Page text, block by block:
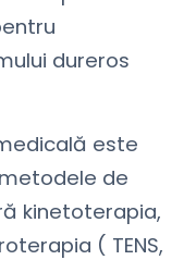
dureros
este
de
kinetoterapia,
( TENS,